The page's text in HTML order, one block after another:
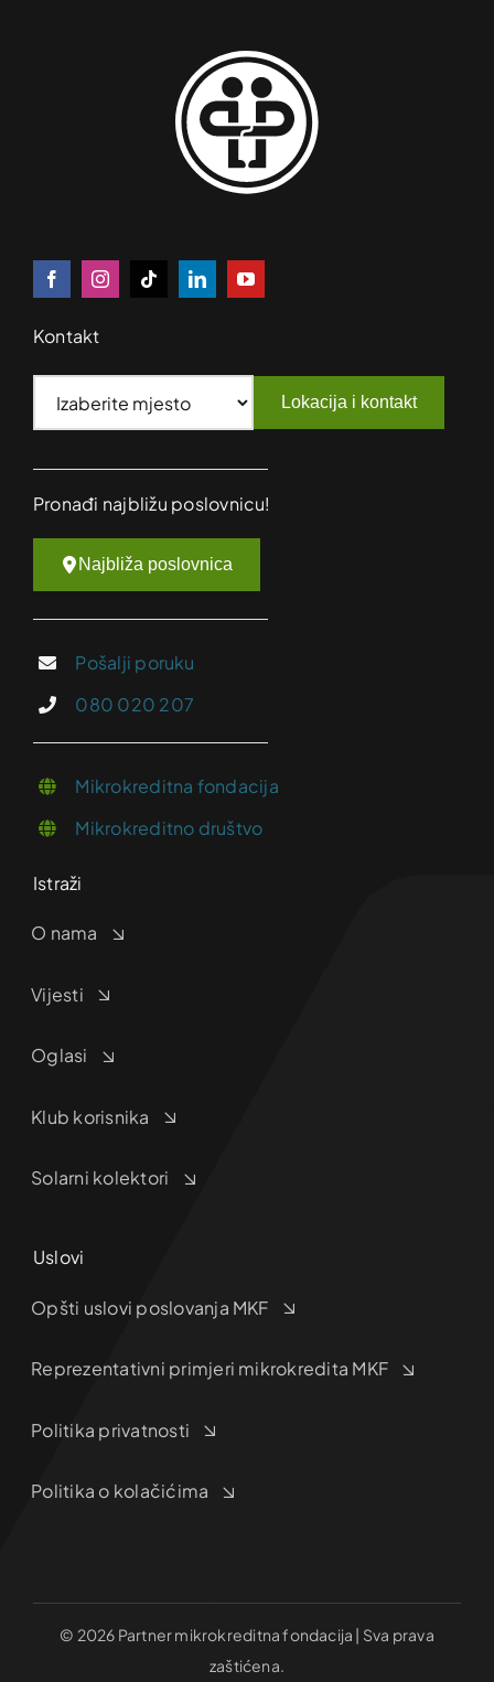
Kontakt
Lokacija i kontakt
Pronađi najbližu poslovnicu!
Najbliža poslovnica
Pošalji poruku
080 020 207
Mikrokreditna fondacija
Mikrokreditno društvo
Istraži
O nama
Vijesti
Oglasi
Klub korisnika
Solarni kolektori
Uslovi
Opšti uslovi poslovanja MKF
Reprezentativni primjeri mikrokredita MKF
Politika privatnosti
Politika o kolačićima
© 2026 Partner mikrokreditna fondacija | Sva prava
zaštićena.